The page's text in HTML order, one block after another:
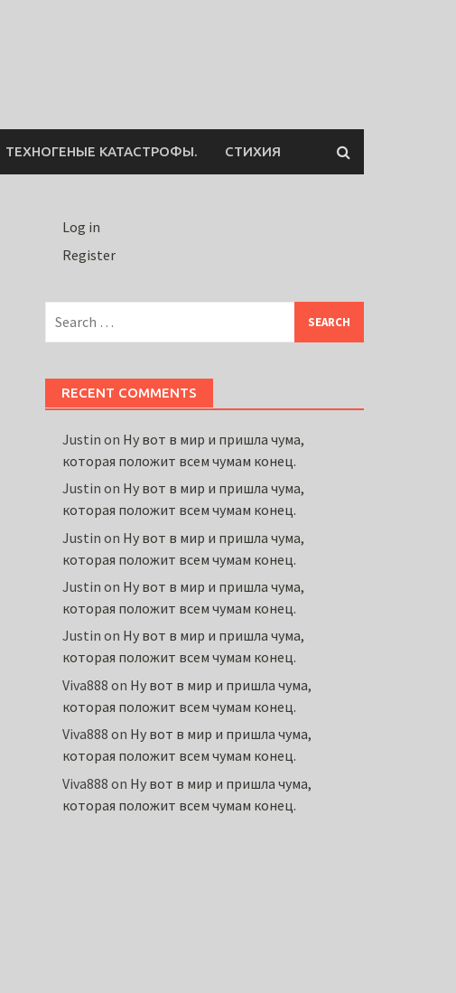
ТЕХНОГЕНЫЕ КАТАСТРОФЫ. СТИХИЯ
Log in
Register
for:
RECENT COMMENTS
Justin on Ну вот в мир и пришла чума,
которая положит всем чумам конец.
Justin on Ну вот в мир и пришла чума,
которая положит всем чумам конец.
Justin on Ну вот в мир и пришла чума,
которая положит всем чумам конец.
Justin on Ну вот в мир и пришла чума,
которая положит всем чумам конец.
Justin on Ну вот в мир и пришла чума,
которая положит всем чумам конец.
Viva888 on Ну вот в мир и пришла чума,
которая положит всем чумам конец.
Viva888 on Ну вот в мир и пришла чума,
которая положит всем чумам конец.
Viva888 on Ну вот в мир и пришла чума,
которая положит всем чумам конец.